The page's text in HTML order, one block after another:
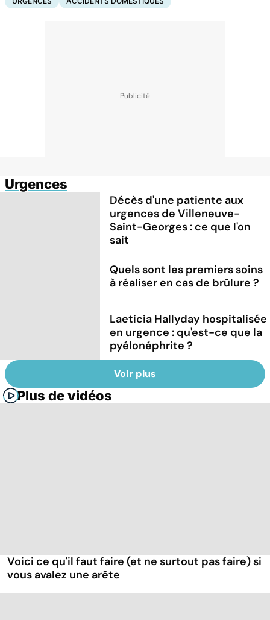
Urgences
Décès d'une patiente aux
urgences de Villeneuve-
Saint-Georges : ce que l'on
sait
Quels sont les premiers soins
à réaliser en cas de brûlure ?
Laeticia Hallyday hospitalisée
en urgence : qu'est-ce que la
pyélonéphrite ?
Voir plus
Plus de vidéos
Voici ce qu'il faut faire (et ne surtout pas faire) si
vous avalez une arête